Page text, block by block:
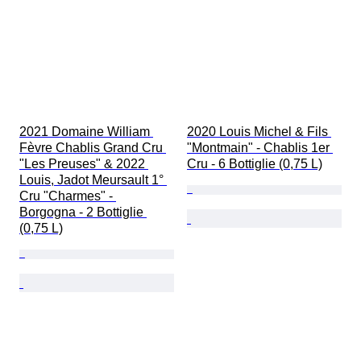
2021 Domaine William
Fèvre Chablis Grand Cru
"Les Preuses" & 2022
Louis, Jadot Meursault 1°
Cru "Charmes" -
Borgogna - 2 Bottiglie
(0,75 L)
2020 Louis Michel & Fils
"Montmain" - Chablis 1er
Cru - 6 Bottiglie (0,75 L)